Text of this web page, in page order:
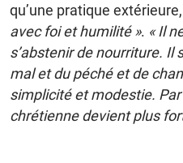
qu’une pratique
avec foi et humilité ». « Il
s’abstenir de nourriture. Il
mal et du péché et de
simplicité et modestie. Par
chrétienne devient plus